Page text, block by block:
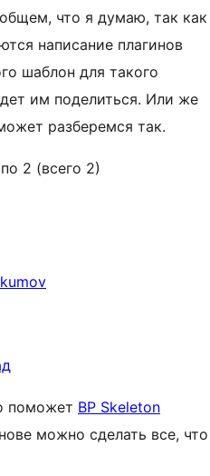
что я думаю, так как
написание плагинов
шаблон для такого
им поделиться. Или же
разберемся так.
2 (всего 2)
поможет BP Skeleton
можно сделать все, что